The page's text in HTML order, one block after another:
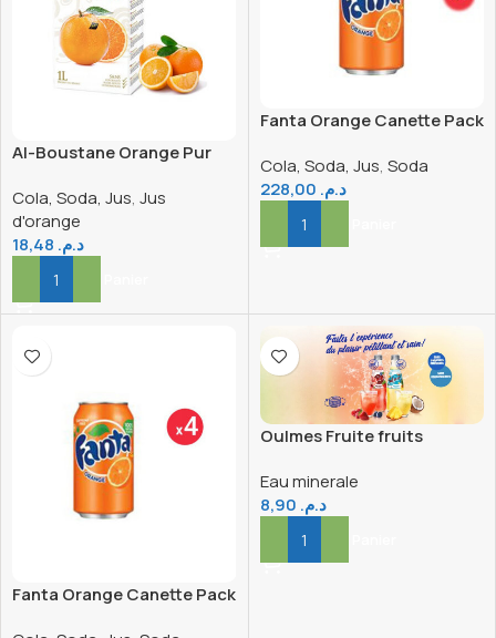
Al-Boustane Orange Pur
Cola, Soda, Jus, Jus
d'orange
د.م.
Ajouter Au Panier
Fanta Orange Canette Pack
Cola, Soda, Jus, Soda
د.م.
Ajouter Au Panier
Fanta Orange Canette Pack
Oulmes Fruite fruits
Eau minerale
د.م.
Ajouter Au Panier